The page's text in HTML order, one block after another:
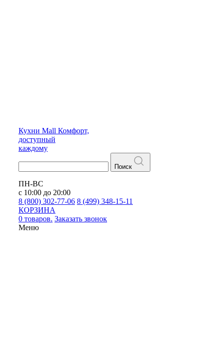
Кухни Mall Комфорт,
доступный
каждому
Поиск
ПН-ВС
с 10:00 до 20:00
8 (800) 302-77-06 8 (499) 348-15-11
КОРЗИНА
0 товаров. Заказать звонок
Меню